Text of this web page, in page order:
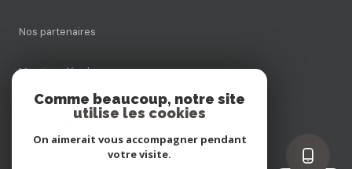
Nos partenaires
Mentions légales
Comme beaucoup, notre site
utilise les cookies
On aimerait vous accompagner pendant
votre visite.